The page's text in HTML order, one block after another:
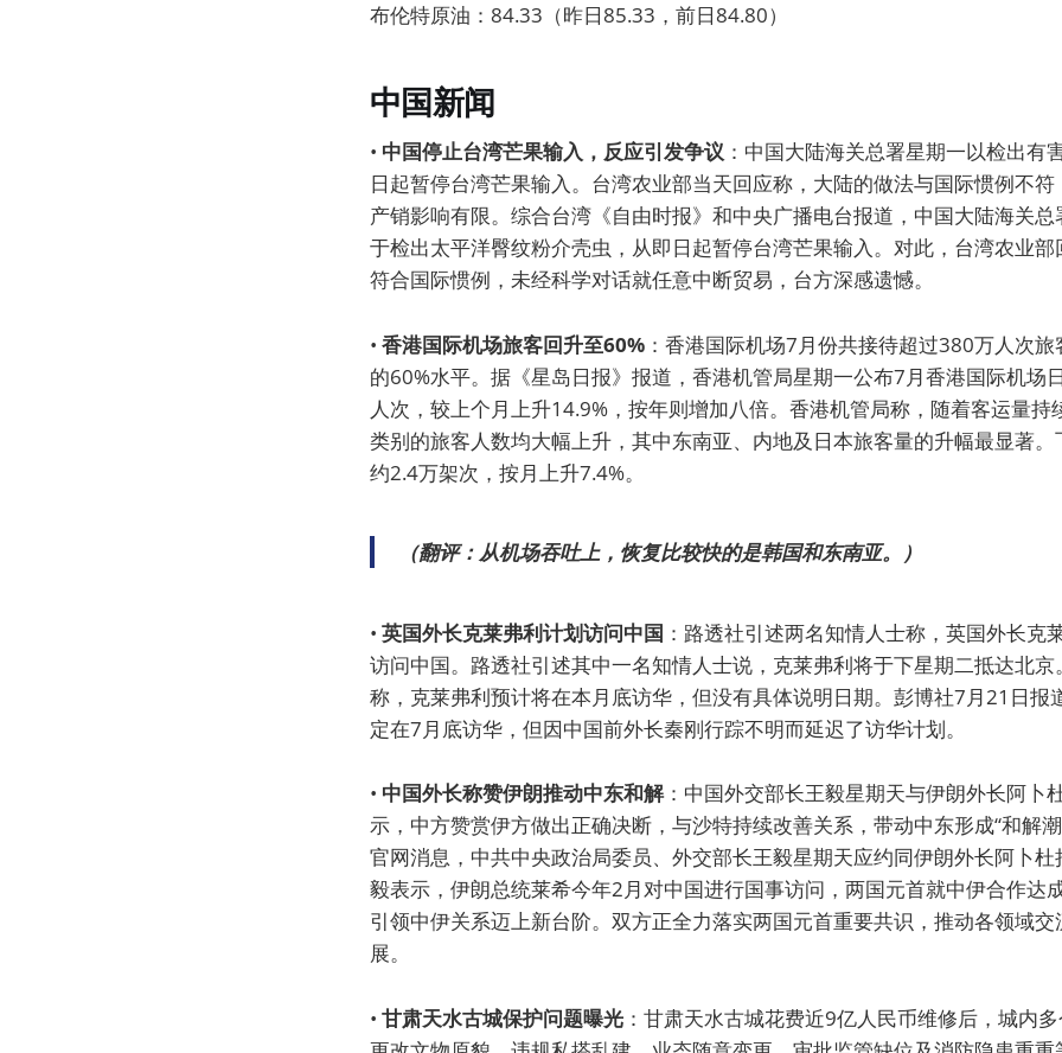
布伦特原油：84.33（昨日85.33，前日84.80）
中国新闻
• 中国停止台湾芒果输入，反应引发争议 ：中国大陆海关总署星期一以检出有
日起暂停台湾芒果输入。台湾农业部当天回应称，大陆的做法与国际惯例不
产销影响有限。综合台湾《自由时报》和中央广播电台报道，中国大陆海关
于检出太平洋臀纹粉介壳虫，从即日起暂停台湾芒果输入。对此，台湾农业
符合国际惯例，未经科学对话就任意中断贸易，台方深感遗憾。
• 香港国际机场旅客回升至60% ：香港国际机场7月份共接待超过380万人次
的60%水平。据《星岛日报》报道，香港机管局星期一公布7月香港国际机场
人次，较上个月上升14.9%，按年则增加八倍。香港机管局称，随着客运量持
类别的旅客人数均大幅上升，其中东南亚、内地及日本旅客量的升幅最显著
约2.4万架次，按月上升7.4%。
（翻评：从机场吞吐上，恢复比较快的是韩国和东南亚。）
• 英国外长克莱弗利计划访问中国 ：路透社引述两名知情人士称，英国外长克
访问中国。路透社引述其中一名知情人士说，克莱弗利将于下星期二抵达北
称，克莱弗利预计将在本月底访华，但没有具体说明日期。彭博社7月21日报
定在7月底访华，但因中国前外长秦刚行踪不明而延迟了访华计划。
• 中国外长称赞伊朗推动中东和解：中国外交部长王毅星期天与伊朗外长阿卜
示，中方赞赏伊方做出正确决断，与沙特持续改善关系，带动中东形成“和解
官网消息，中共中央政治局委员、外交部长王毅星期天应约同伊朗外长阿卜
毅表示，伊朗总统莱希今年2月对中国进行国事访问，两国元首就中伊合作达
引领中伊关系迈上新台阶。双方正全力落实两国元首重要共识，推动各领域
展。
• 甘肃天水古城保护问题曝光 ：甘肃天水古城花费近9亿人民币维修后，城内